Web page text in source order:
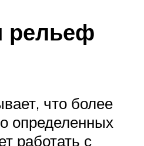
рельеф
что более
определенных
работать с